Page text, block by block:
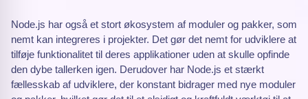
Node.js har også et stort økosystem af moduler og pakker, som
nemt kan integreres i projekter. Det gør det nemt for udviklere at
tilføje funktionalitet til deres applikationer uden at skulle opfinde
den dybe tallerken igen. Derudover har Node.js et stærkt
fællesskab af udviklere, der konstant bidrager med nye moduler